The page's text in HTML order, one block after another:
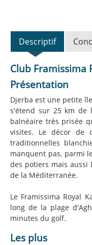
Descriptif
Club Framissima
Présentation
Djerba est une petite
s'étend sur 25 km de
balnéaire très prisée
visites. Le décor de
traditionnelles
manquent pas, parmi
des potiers mais aussi
de la Méditerranée.
Le Framissima Royal
long de la plage
minutes du golf.
Les plus